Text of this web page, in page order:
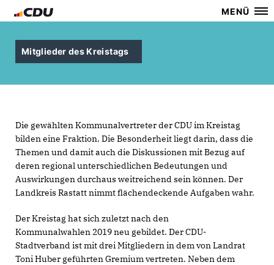
MENÜ
Mitglieder des Kreistags
Die gewählten Kommunalvertreter der CDU im Kreistag
bilden eine Fraktion. Die Besonderheit liegt darin, dass die
Themen und damit auch die Diskussionen mit Bezug auf
deren regional unterschiedlichen Bedeutungen und
Auswirkungen durchaus weitreichend sein können. Der
Landkreis Rastatt nimmt flächendeckende Aufgaben wahr.
Der Kreistag hat sich zuletzt nach den
Kommunalwahlen 2019 neu gebildet. Der CDU-
Stadtverband ist mit drei Mitgliedern in dem von Landrat
Toni Huber geführten Gremium vertreten. Neben dem